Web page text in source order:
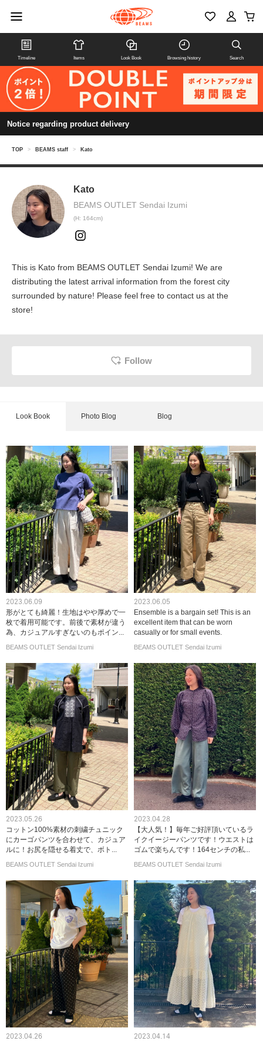
Timeline Items Look Book Browsing history Search
Notice regarding product delivery
TOP > BEAMS staff > Kato
Kato
BEAMS OUTLET Sendai Izumi
(H: 164cm)
This is Kato from BEAMS OUTLET Sendai Izumi! We are
distributing the latest arrival information from the forest city
surrounded by nature! Please feel free to contact us at the
store!
Follow
Look Book Photo Blog Blog
2023.06.09
形がとても綺麗！生地はやや厚めで一
枚で着用可能です。前後で素材が違う
為、カジュアルすぎないのもポイン...
BEAMS OUTLET Sendai Izumi
2023.06.05
Ensemble is a bargain set! This is an
excellent item that can be worn
casually or for small events.
BEAMS OUTLET Sendai Izumi
2023.05.26
コットン100%素材の刺繍チュニック
にカーゴパンツを合わせて、カジュア
ルに！お尻を隠せる着丈で、ボト...
BEAMS OUTLET Sendai Izumi
2023.04.28
【大人気！】毎年ご好評頂いているラ
イクイージーパンツです！ウエストは
ゴムで楽ちんです！164センチの私...
BEAMS OUTLET Sendai Izumi
2023.04.26 2023.04.14